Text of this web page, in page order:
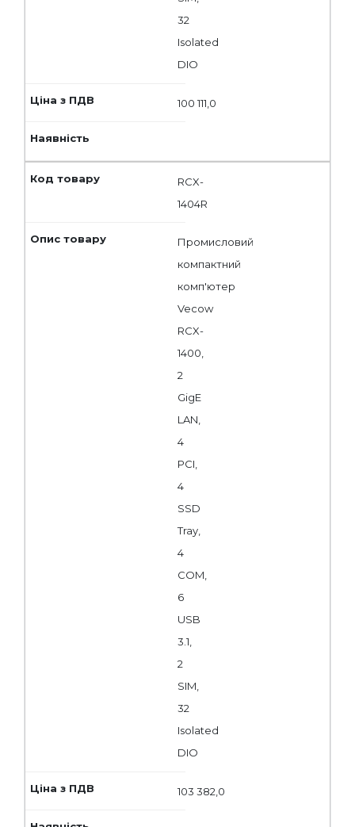
32
Isolated
DIO
100 111,0
RCX-
1404R
Промисловий
компактний
комп'ютер
Vecow
RCX-
1400,
2
GigE
LAN,
4
PCI,
4
SSD
Tray,
4
COM,
6
USB
3.1,
2
SIM,
32
Isolated
DIO
103 382,0